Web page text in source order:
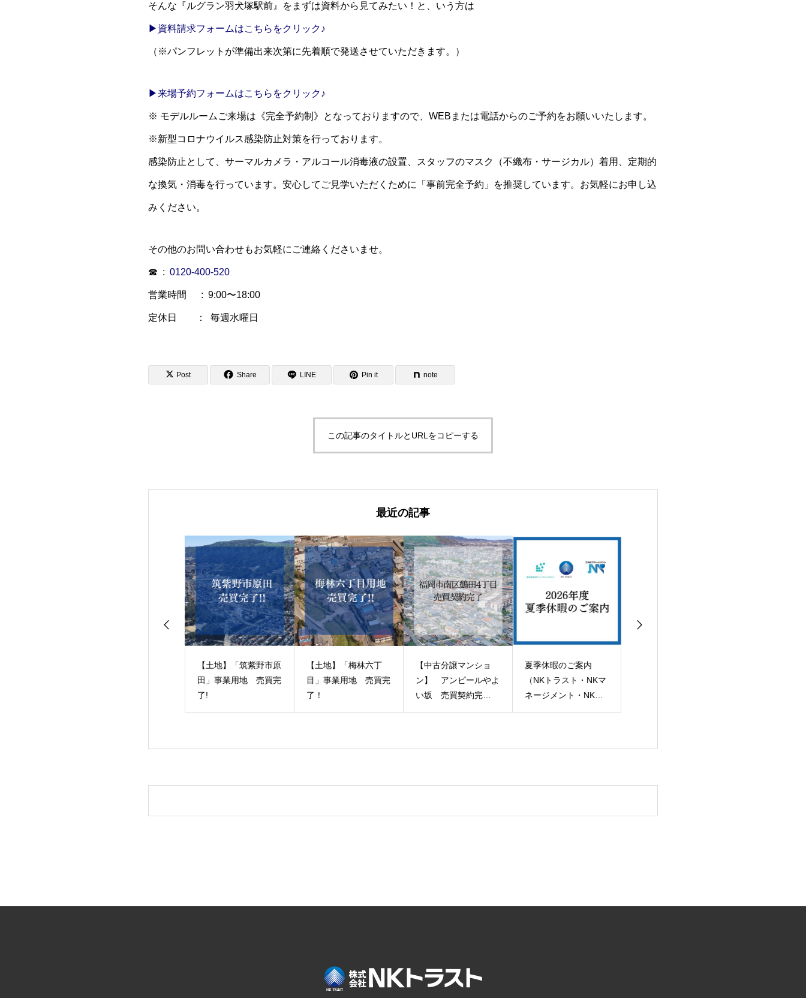
そんな『ルグラン羽犬塚駅前』をまずは資料から見てみたい！と、いう方は
▶資料請求フォームはこちらをクリック♪
（※パンフレットが準備出来次第に先着順で発送させていただきます。）
▶来場予約フォームはこちらをクリック♪
※ モデルルームご来場は《完全予約制》となっておりますので、WEBまたは電話からのご予約をお願いいたします。
※新型コロナウイルス感染防止対策を行っております。
感染防止として、サーマルカメラ・アルコール消毒液の設置、スタッフのマスク（不織布・サージカル）着用、定期的
な換気・消毒を行っています。安心してご見学いただくために「事前完全予約」を推奨しています。お気軽にお申し込
みください。
その他のお問い合わせもお気軽にご連絡くださいませ。
☎ : 0120-400-520
営業時間 : 9:00〜18:00
定休日 ： 毎週水曜日
Post Share LINE Pin it note
この記事のタイトルとURLをコピーする
最近の記事
【土地】「筑紫野市原
田」事業用地 売買完
了!
【土地】「梅林六丁
目」事業用地 売買完
了！
【中古分譲マンショ
ン】 アンピールやよ
い坂 売買契約完
了！
夏季休暇のご案内
（NKトラスト・NKマ
ネージメント・NKフ
ューチャービジョン）